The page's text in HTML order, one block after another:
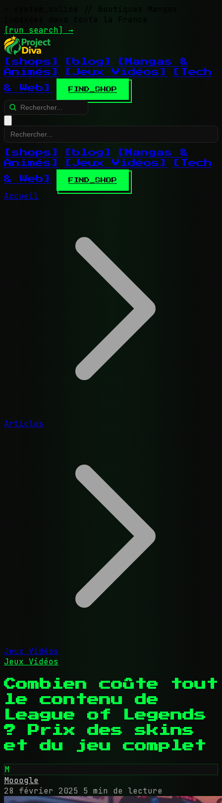
// Boutiques Mangas
indexées dans toute la France
[run search] →
[shops] [blog]
[Mangas &
Animés]
[Jeux Vidéos]
[Tech
& Web]
FIND_SHOP
[shops] [blog]
[Mangas &
Animés]
[Jeux Vidéos]
[Tech
& Web]
FIND_SHOP
Accueil
Articles
Jeux Vidéos
Jeux Vidéos
Combien coûte tout
le contenu de
League of Legends
? Prix des skins
et du jeu complet
M
Mooogle
28 février 2025
5 min de lecture